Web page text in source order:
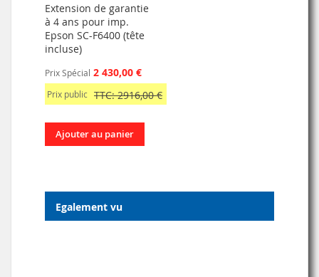
Extension de garantie
à 4 ans pour imp.
Epson SC-F6400 (tête
incluse)
Prix Spécial 2 430,00 €
Prix public TTC: 2916,00 €
Ajouter au panier
Egalement vu